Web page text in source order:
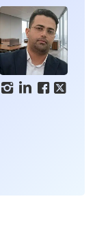
   